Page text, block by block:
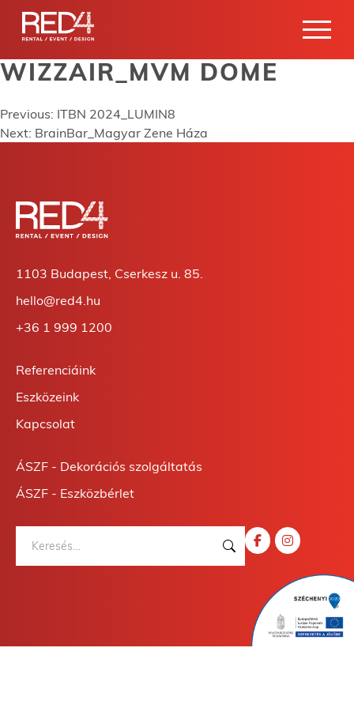
Skip
content
WIZZAIR_MVM DOME
Bejegyzés
navigáció
Previous: ITBN 2024_LUMIN8
Next: BrainBar_Magyar Zene Háza
1103 Budapest, Cserkesz u. 85.
hello@red4.hu
+36 1 999 1200
Referenciáink
Eszközeink
Kapcsolat
ÁSZF - Dekorációs szolgáltatás
ÁSZF - Eszközbérlet